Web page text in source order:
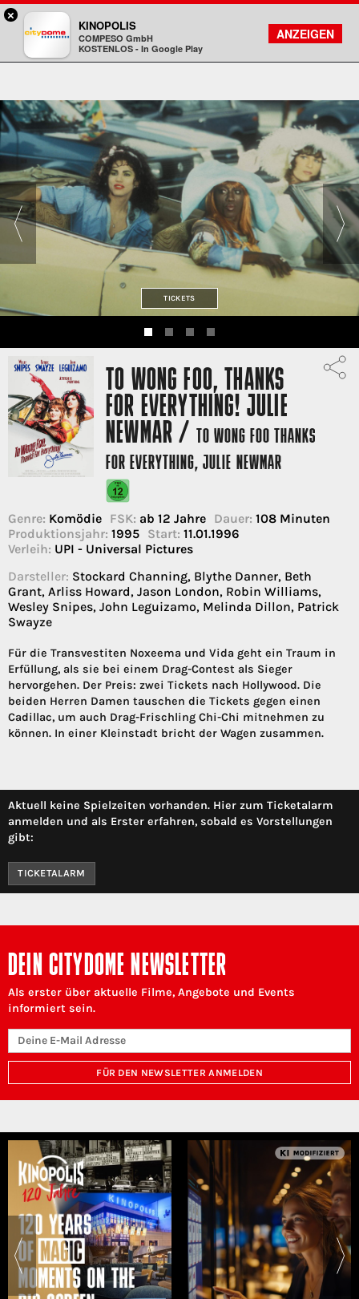
Kinopolis
FILMSUCHE
KONTO
TICKETS
TO WONG FOO, THANKS
FOR EVERYTHING! JULIE
NEWMAR /
TO WONG FOO THANKS
FOR EVERYTHING, JULIE NEWMAR
Genre: Komödie FSK: ab 12 Jahre Dauer: 108 Minuten
Produktionsjahr: 1995 Start: 11.01.1996
Verleih: UPI - Universal Pictures
Darsteller: Stockard Channing, Blythe Danner, Beth
Grant, Arliss Howard, Jason London, Robin Williams,
Wesley Snipes, John Leguizamo, Melinda Dillon, Patrick
Swayze
Für die Transvestiten Noxeema und Vida geht ein Traum in
Erfüllung, als sie bei einem Drag-Contest als Sieger
hervorgehen. Der Preis: zwei Tickets nach Hollywood. Die
beiden Herren Damen tauschen die Tickets gegen einen
Cadillac, um auch Drag-Frischling Chi-Chi mitnehmen zu
können. In einer Kleinstadt bricht der Wagen zusammen.
Aktuell keine Spielzeiten vorhanden. Hier zum Ticketalarm
anmelden und als Erster erfahren, sobald es Vorstellungen
gibt:
TICKETALARM
DEIN CITYDOME NEWSLETTER
Als erster über aktuelle Filme, Angebote und Events
informiert sein.
FÜR DEN NEWSLETTER ANMELDEN
×
KINOPOLIS
COMPESO GmbH
KOSTENLOS - In Google Play
ANZEIGEN